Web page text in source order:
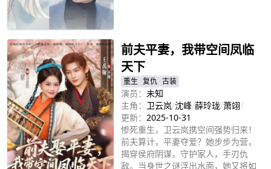
前夫平妻，我带空间凤临
天下
重生 复仇 古装
演员： 未知
主角： 卫云岚/沈峰/薛玲珑/萧翊/
更新： 2025-10-31
惨死重生，卫云岚携空间强势归来！
前夫算计，平妻夺爱？她步步为营，
揭穿侯府阴谋，守护家人，手刃仇
敌。当身世之谜浮出水面，她又将如